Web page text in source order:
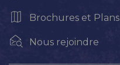
Brochures et Plans
Nous rejoindre